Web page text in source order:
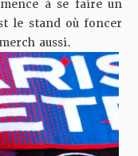
à se faire un
le stand où foncer
aussi.